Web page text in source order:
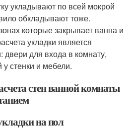
укладывают по всей мокрой
обкладывают тоже.
которые закрывает ванна и
укладки является
для входа в комнату,
стенки и мебели.
стен ванной комнаты
на пол